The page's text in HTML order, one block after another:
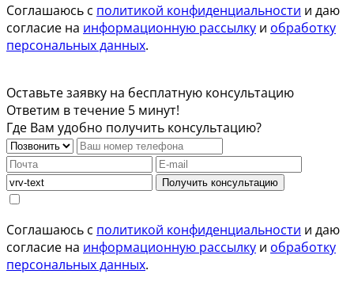
Соглашаюсь с политикой конфиденциальности и даю
согласие на информационную рассылку и обработку
персональных данных.
Оставьте заявку на бесплатную консультацию
Ответим в течение 5 минут!
Где Вам удобно получить консультацию?
Получить консультацию
Соглашаюсь с политикой конфиденциальности и даю
согласие на информационную рассылку и обработку
персональных данных.